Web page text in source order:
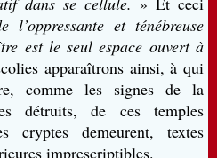
l’oppressante et ténébreuse
est le seul espace ouvert à
apparaîtrons ainsi, à qui
comme les signes de la
détruits, de ces temples
cryptes demeurent, textes
imprescriptibles.